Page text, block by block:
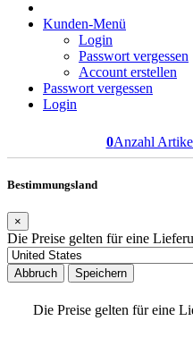
Kunden-Menü
Login
Passwort vergessen
Account erstellen
Passwort vergessen
Login
0Anzahl
Bestimmungsland
×
Die Preise gelten für eine
Abbruch Speichern
Die Preise gelten für eine